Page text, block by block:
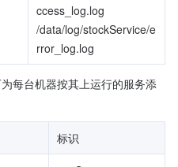
ccess_log.log
/data/log/stockService/e
rror_log.log
每台机器按其上运行的服务添
标识